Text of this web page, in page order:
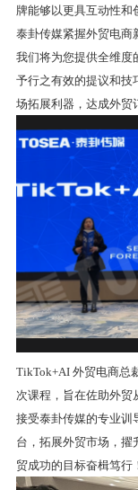
牌能够以更具互动性和
泰卦传媒紧握外贸电商
我们将为您提供全维度
予行之有效的提议和技
场拓展利器，达成外贸
TikTok+AI 外贸电商总
次课程，旨在佐助外贸
接受泰卦传媒的专业训
台，拓展外贸市场，擢
贸成功的目标奋楫笃行